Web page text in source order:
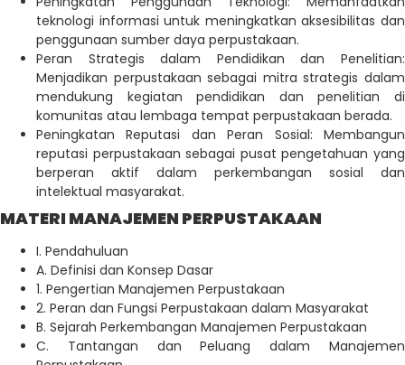
teknologi informasi untuk meningkatkan aksesibilitas dan
penggunaan sumber daya perpustakaan.
Peran Strategis dalam Pendidikan dan Penelitian:
Menjadikan perpustakaan sebagai mitra strategis dalam
mendukung kegiatan pendidikan dan penelitian di
komunitas atau lembaga tempat perpustakaan berada.
Peningkatan Reputasi dan Peran Sosial: Membangun
reputasi perpustakaan sebagai pusat pengetahuan yang
berperan aktif dalam perkembangan sosial dan
intelektual masyarakat.
MATERI MANAJEMEN PERPUSTAKAAN
I. Pendahuluan
A. Definisi dan Konsep Dasar
1. Pengertian Manajemen Perpustakaan
2. Peran dan Fungsi Perpustakaan dalam Masyarakat
B. Sejarah Perkembangan Manajemen Perpustakaan
C. Tantangan dan Peluang dalam Manajemen